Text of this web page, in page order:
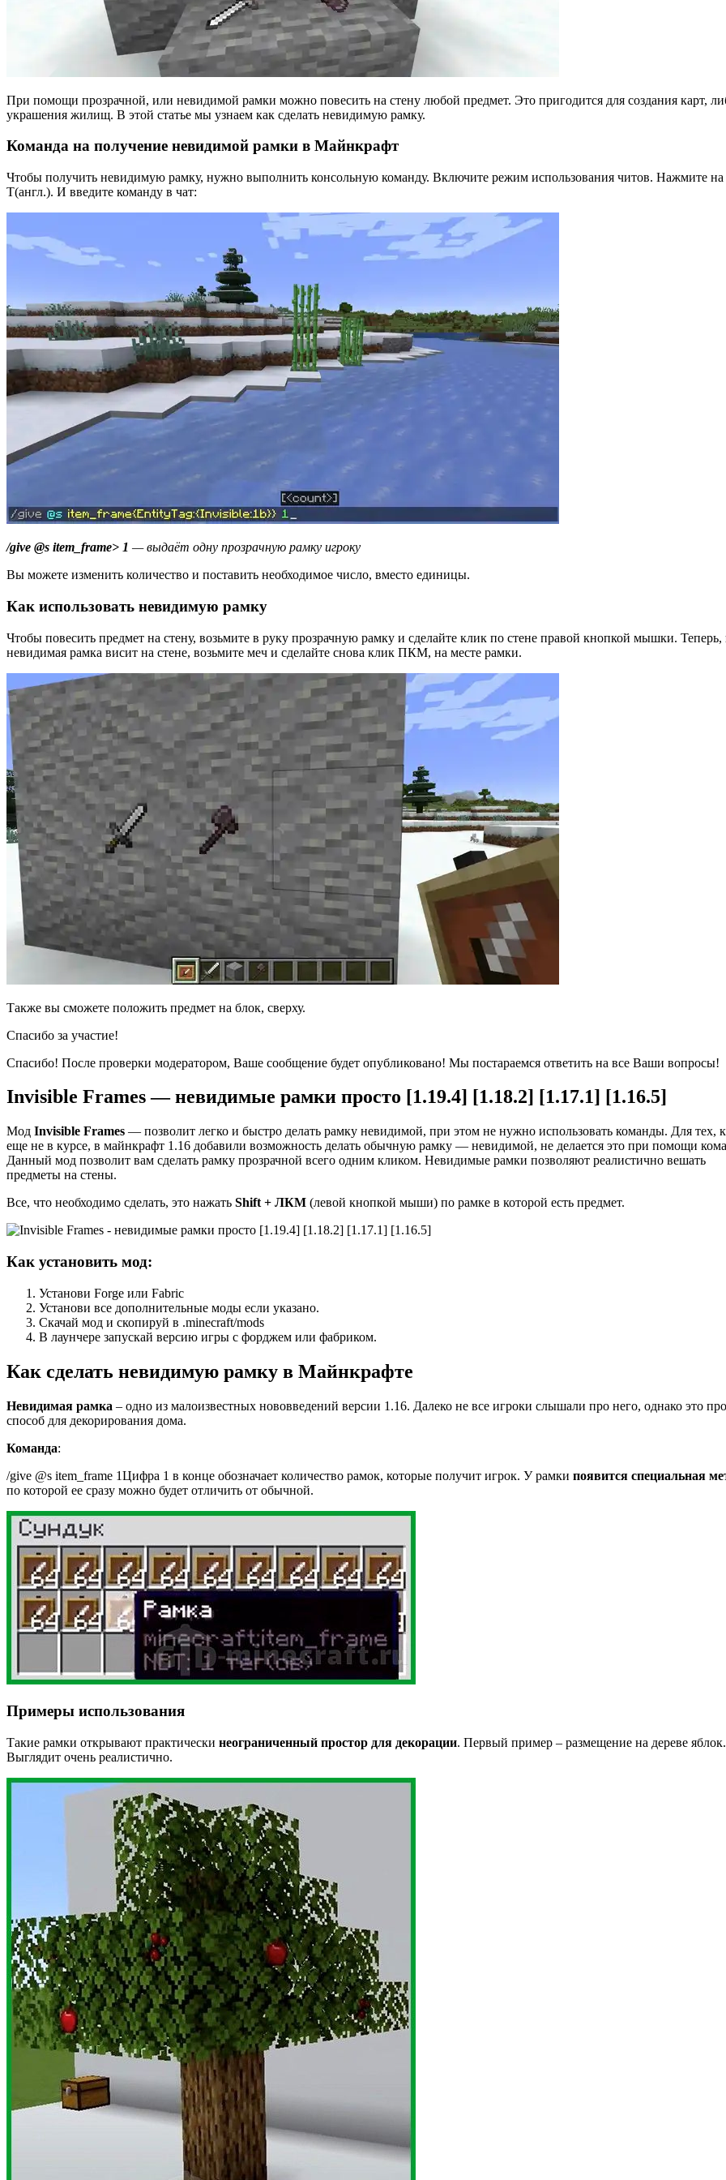
При помощи прозрачной, или невидимой рамки можно повесить на стену любой предмет. Это пригодится для создания карт,
украшения жилищ. В этой статье мы узнаем как сделать невидимую рамку.
Команда на получение невидимой рамки в Майнкрафт
Чтобы получить невидимую рамку, нужно выполнить консольную команду. Включите режим использования читов. Нажмите на
T(англ.). И введите команду в чат:
/give @s item_frame> 1 — выдаёт одну прозрачную рамку игроку
Вы можете изменить количество и поставить необходимое число, вместо единицы.
Как использовать невидимую рамку
Чтобы повесить предмет на стену, возьмите в руку прозрачную рамку и сделайте клик по стене правой кнопкой мышки. Теперь,
невидимая рамка висит на стене, возьмите меч и сделайте снова клик ПКМ, на месте рамки.
Также вы сможете положить предмет на блок, сверху.
Спасибо за участие!
Спасибо! После проверки модератором, Ваше сообщение будет опубликовано! Мы постараемся ответить на все Ваши вопросы!
Invisible Frames — невидимые рамки просто [1.19.4] [1.18.2] [1.17.1] [1.16.5]
Мод Invisible Frames — позволит легко и быстро делать рамку невидимой, при этом не нужно использовать команды. Для тех,
еще не в курсе, в майнкрафт 1.16 добавили возможность делать обычную рамку — невидимой, не делается это при помощи
Данный мод позволит вам сделать рамку прозрачной всего одним кликом. Невидимые рамки позволяют реалистично вешать
предметы на стены.
Все, что необходимо сделать, это нажать Shift + ЛКМ (левой кнопкой мыши) по рамке в которой есть предмет.
Как установить мод:
Установи Forge или Fabric
Установи все дополнительные моды если указано.
Скачай мод и скопируй в .minecraft/mods
В лаунчере запускай версию игры с форджем или фабриком.
Как сделать невидимую рамку в Майнкрафте
Невидимая рамка – одно из малоизвестных нововведений версии 1.16. Далеко не все игроки слышали про него, однако это
способ для декорирования дома.
Команда:
/give @s item_frame 1Цифра 1 в конце обозначает количество рамок, которые получит игрок. У рамки появится специальная
по которой ее сразу можно будет отличить от обычной.
Примеры использования
Такие рамки открывают практически неограниченный простор для декорации. Первый пример – размещение на дереве яблок.
Выглядит очень реалистично.